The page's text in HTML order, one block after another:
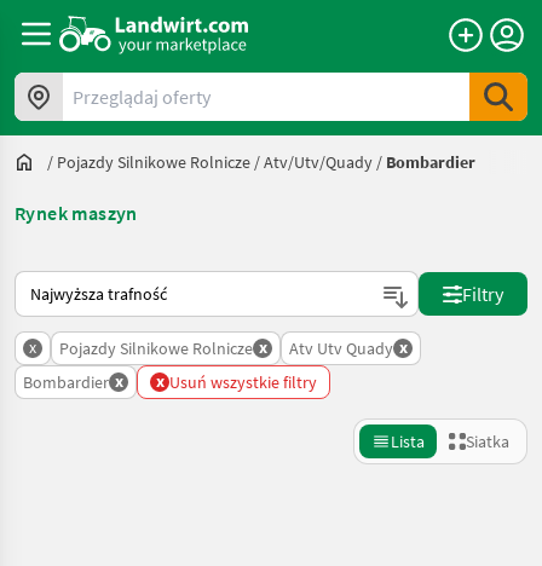
Przeglądaj oferty
/ Pojazdy Silnikowe Rolnicze /Atv/utv/quady / Bombardier
Rynek maszyn
Tak sortuje się na Landwirt.com
Filtry
x Pojazdy Silnikowe Rolnicze x Atv Utv Quady x
Bombardier x x Usuń wszystkie filtry
Lista Siatka